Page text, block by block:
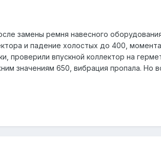
замены ремня навесного
и падение холостых до 400,
проверили впускной коллектор на
значениям 650, вибрация пропала. Но